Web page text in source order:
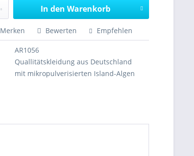
In den Warenkorb
Merken Bewerten Empfehlen
AR1056
Quallitätskleidung aus Deutschland
mit mikropulverisierten Island-Algen